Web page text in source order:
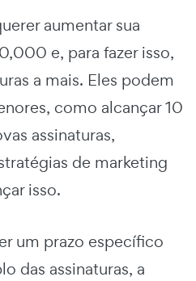
aumentar sua
e, para fazer isso,
a mais. Eles podem
como alcançar 10
assinaturas,
de marketing
isso.
um prazo específico
das assinaturas, a